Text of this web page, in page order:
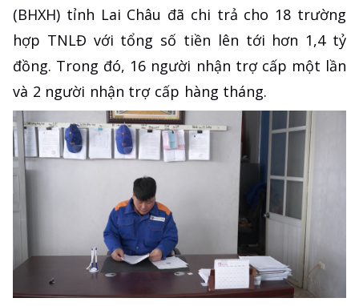
(BHXH) tỉnh Lai Châu đã chi trả cho 18 trường
hợp TNLĐ với tổng số tiền lên tới hơn 1,4 tỷ
đồng. Trong đó, 16 người nhận trợ cấp một lần
và 2 người nhận trợ cấp hàng tháng.